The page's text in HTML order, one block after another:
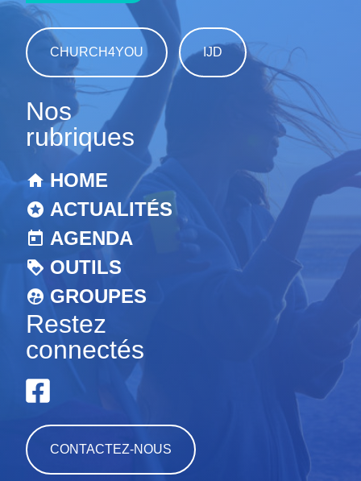
CHURCH4YOU IJD
Nos
rubriques
HOME
ACTUALITÉS
AGENDA
OUTILS
GROUPES
Restez
connectés
CONTACTEZ-NOUS